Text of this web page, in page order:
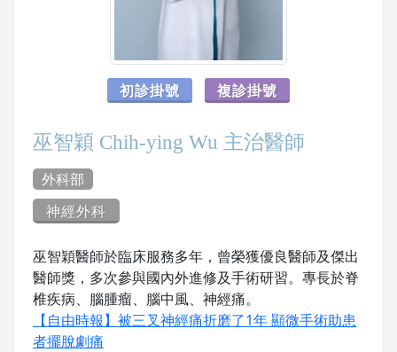
初診掛號 複診掛號
巫智穎 Chih-ying Wu 主治醫師
外科部
神經外科
巫智穎醫師於臨床服務多年，曾榮獲優良醫師及傑出
醫師獎，多次參與國內外進修及手術研習。專長於脊
椎疾病、腦腫瘤、腦中風、神經痛。
【自由時報】被三叉神經痛折磨了1年 顯微手術助患
者擺脫劇痛